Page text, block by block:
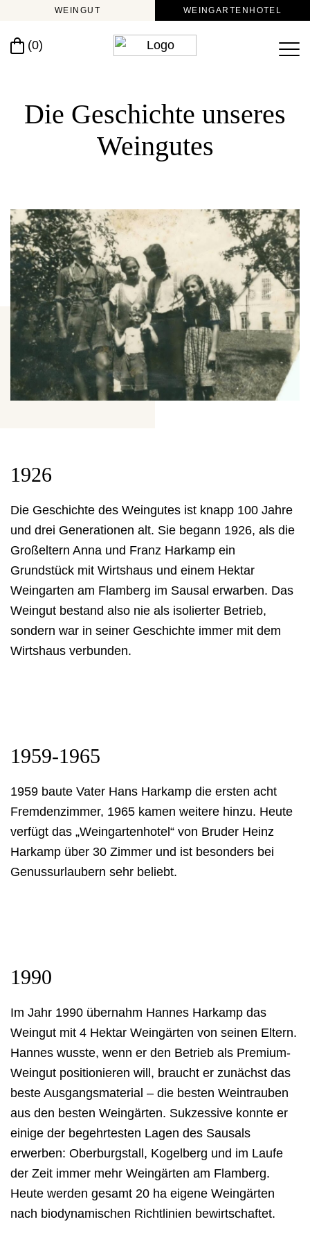
WEINGUT WEINGARTENHOTEL
(0)
Die Geschichte unseres
Weingutes
1926
Die Geschichte des Weingutes ist knapp 100 Jahre
und drei Generationen alt. Sie begann 1926, als die
Großeltern Anna und Franz Harkamp ein
Grundstück mit Wirtshaus und einem Hektar
Weingarten am Flamberg im Sausal erwarben. Das
Weingut bestand also nie als isolierter Betrieb,
sondern war in seiner Geschichte immer mit dem
Wirtshaus verbunden.
1959-1965
1959 baute Vater Hans Harkamp die ersten acht
Fremdenzimmer, 1965 kamen weitere hinzu. Heute
verfügt das „Weingartenhotel“ von Bruder Heinz
Harkamp über 30 Zimmer und ist besonders bei
Genussurlaubern sehr beliebt.
1990
Im Jahr 1990 übernahm Hannes Harkamp das
Weingut mit 4 Hektar Weingärten von seinen Eltern.
Hannes wusste, wenn er den Betrieb als Premium-
Weingut positionieren will, braucht er zunächst das
beste Ausgangsmaterial – die besten Weintrauben
aus den besten Weingärten. Sukzessive konnte er
einige der begehrtesten Lagen des Sausals
erwerben: Oberburgstall, Kogelberg und im Laufe
der Zeit immer mehr Weingärten am Flamberg.
Heute werden gesamt 20 ha eigene Weingärten
nach biodynamischen Richtlinien bewirtschaftet.